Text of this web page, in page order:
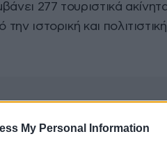
My Personal Information
277 τουριστικά
ιστορική και πολιτιστική